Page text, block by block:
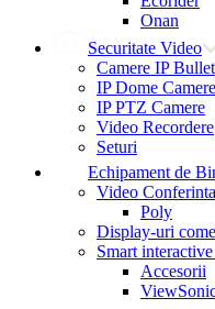
Onan
Securitate Video
Camere IP Bullet
IP Dome Camere
IP PTZ Camere
Video Recordere
Seturi
Echipament de
Video Conferinta
Poly
Display-uri
Smart
Accesorii